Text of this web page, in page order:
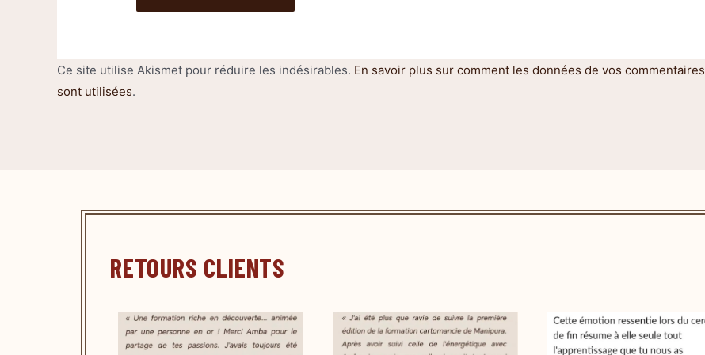
Ce site utilise Akismet pour réduire les indésirables. En savoir plus sur comment les données de vos commentaires
sont utilisées.
RETOURS CLIENTS